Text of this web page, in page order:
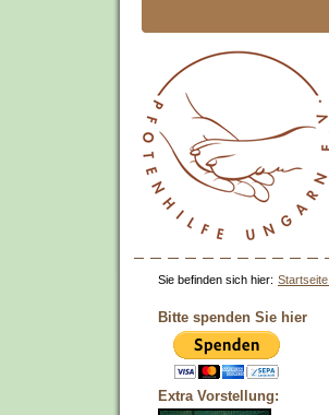
Sie befinden sich hier: Startseite
Bitte spenden Sie hier
Extra Vorstellung: